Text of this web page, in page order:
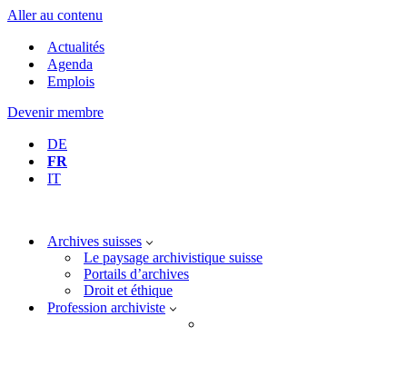
Aller au contenu
Actualités
Agenda
Emplois
Devenir membre
DE
FR
IT
Archives suisses
Le paysage archivistique suisse
Portails d’archives
Droit et éthique
Profession archiviste